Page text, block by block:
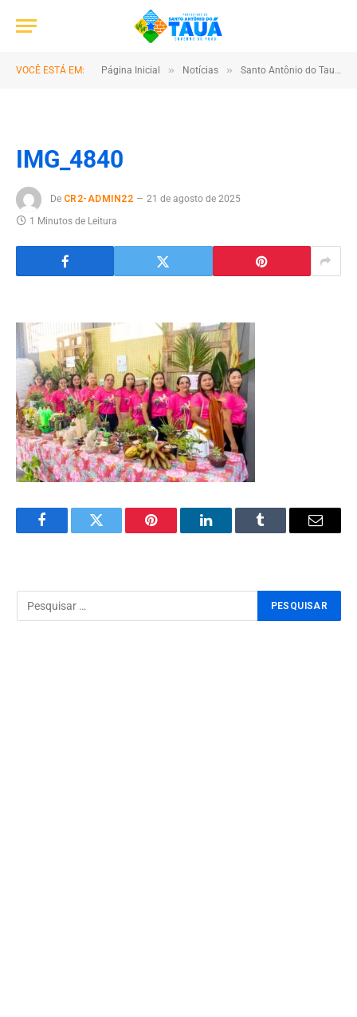
VOCÊ ESTÁ EM: Página Inicial » Notícias » Santo Antônio do Tauá avança na preservação ambiental
IMG_4840
De CR2-ADMIN22
21 de agosto de 2025
1 Minutos de Leitura
FacebookTwitter Pinterest LinkedInTumblr Email